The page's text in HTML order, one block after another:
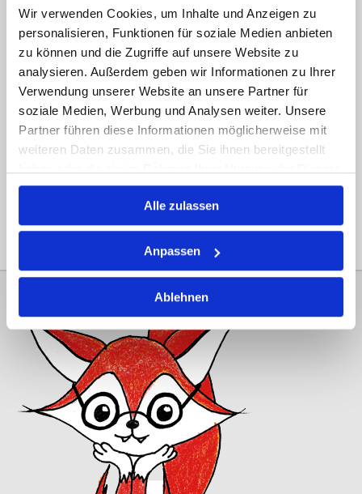
Wir verwenden Cookies, um Inhalte und Anzeigen zu
personalisieren, Funktionen für soziale Medien anbieten
zu können und die Zugriffe auf unsere Website zu
analysieren. Außerdem geben wir Informationen zu Ihrer
Verwendung unserer Website an unsere Partner für
soziale Medien, Werbung und Analysen weiter. Unsere
Partner führen diese Informationen möglicherweise mit
weiteren Daten zusammen, die Sie ihnen bereitgestellt
gesammelt haben.
Alle zulassen
Anpassen
Ablehnen
Widerspruchsbearbeitung
Pflegekurseund
Pflegeschulungenfür
- Angehörige
- Selbsthilfegruppen
- Unternehmen
Case-Management